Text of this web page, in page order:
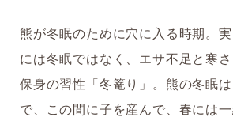
熊が冬眠のために穴に入る時期。
には冬眠ではなく、エサ不足と寒
保身の習性「冬篭り」。熊の冬眠
で、この間に子を産んで、春には